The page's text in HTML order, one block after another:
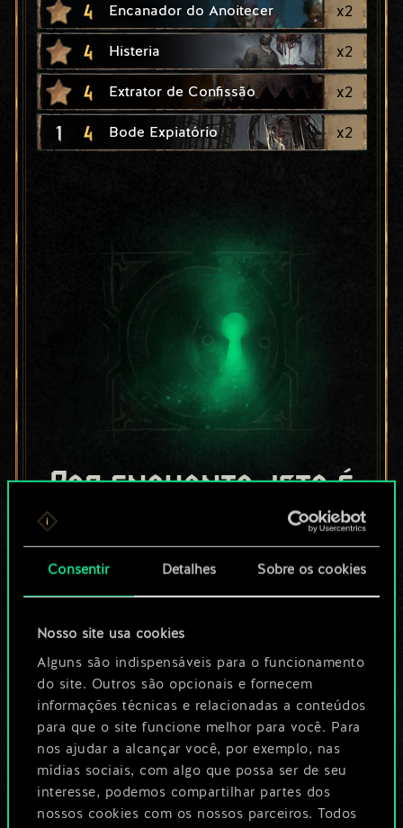
Consentir Detalhes Sobre os cookies
Nosso site usa cookies
Alguns são indispensáveis para o funcionamento
do site. Outros são opcionais e fornecem
informações técnicas e relacionadas a conteúdos
para que o site funcione melhor para você. Para
nos ajudar a alcançar você, por exemplo, nas
mídias sociais, com algo que possa ser de seu
interesse, podemos compartilhar partes dos
nossos cookies com os nossos parceiros. Todos
4 Encanador do Anoitecer x2
4 Histeria x2
4 Extrator de Confissão x2
1 4 Bode Expiatório x2
Por enquanto, isto é
apenas um conjunto
de cartas
compartilhado.
No entanto, dá para
ser muito mais!
Dê um nome para este baralho e crie
um guia